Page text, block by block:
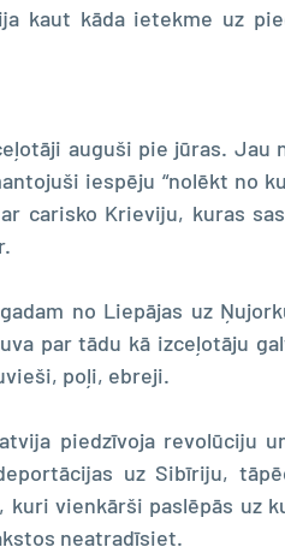
kaut kāda ietekme uz
auguši pie jūras. Jau
iespēju “nolēkt no
carisko Krieviju, kuras
no Liepājas uz
par tādu kā izceļotāju
poļi, ebreji.
piedzīvoja revolūciju
uz Sibīriju,
vienkārši paslēpās uz
neatradīsiet.